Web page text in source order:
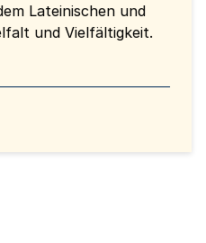
Lateinischen und
und Vielfältigkeit.